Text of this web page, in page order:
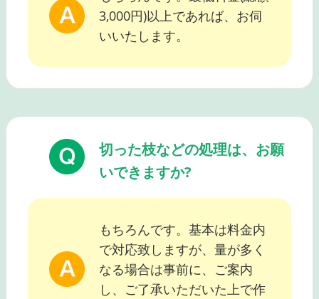
3,000円)以上であれば、お伺
いいたします。
切った枝などの処理は、お願
いできますか?
もちろんです。基本は料金内
で対応致しますが、量が多く
なる場合は事前に、ご案内
し、ご了承いただいた上で作